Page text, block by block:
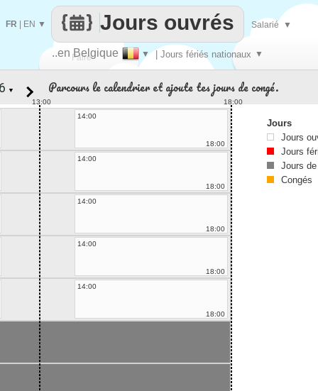
Faire
..en Belgique ▼ | Jours fériés nationaux ▼
Jours ouvrés
FR EN ▼ Salarié ▼
▼ Parcours le calendrier et ajoute tes jours de congé.
13:00
18:00
14:00
18:00
14:00
18:00
14:00
18:00
14:00
18:00
14:00
18:00
Jours
Jours
Jours
Jours
Congés